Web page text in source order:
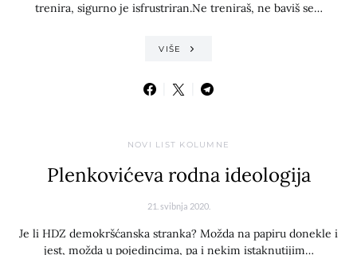
trenira, sigurno je isfrustriran.Ne treniraš, ne baviš se…
VIŠE
NOVI LIST KOLUMNE
Plenkovićeva rodna ideologija
21. svibnja 2020.
Je li HDZ demokršćanska stranka? Možda na papiru donekle i
jest, možda u pojedincima, pa i nekim istaknutijim…